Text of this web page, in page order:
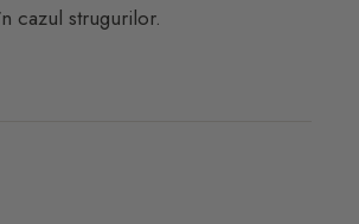
cazul strugurilor.